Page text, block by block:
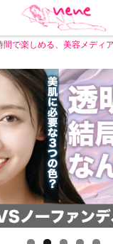
間で楽しめる、美容メディ